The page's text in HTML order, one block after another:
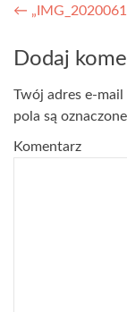
←
Dodaj
Twój adres e-
pola są oznaczone
Komentarz